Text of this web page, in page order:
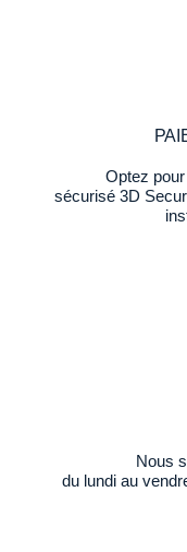
Optez
sécurisé 3D
Nous
du lundi au